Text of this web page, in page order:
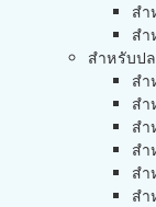
สำ
สำ
สำหรับป
สำ
สำ
สำ
สำ
สำ
สำ